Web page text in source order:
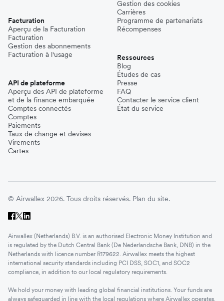
Facturation
Aperçu de la Facturation
Facturation
Gestion des abonnements
Facturation à l'usage
API de plateforme
Aperçu des API de plateforme
et de la finance embarquée
Comptes connectés
Comptes
Paiements
Taux de change et devises
Virements
Cartes
Gestion des cookies
Carrières
Programme de partenariats
Récompenses
Ressources
Blog
Études de cas
Presse
FAQ
Contacter le service client
État du service
© Airwallex 2026. Tous droits réservés. Plan du site.
Airwallex (Netherlands) B.V. is an authorised Electronic Money Institution and
is regulated by the Dutch Central Bank (De Nederlandsche Bank, DNB) in the
Netherlands with licence number R179622. Airwallex meets the highest
international security standards including PCI DSS, SOC1, and SOC2
compliance, in addition to our local regulatory requirements.
We hold your money with leading global financial institutions. Your funds are
always safeguarded in line with the local regulations where Airwallex operates.